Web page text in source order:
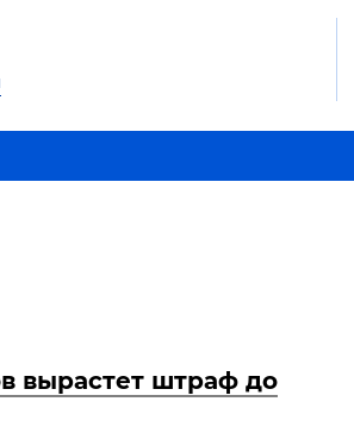
вырастет штраф до